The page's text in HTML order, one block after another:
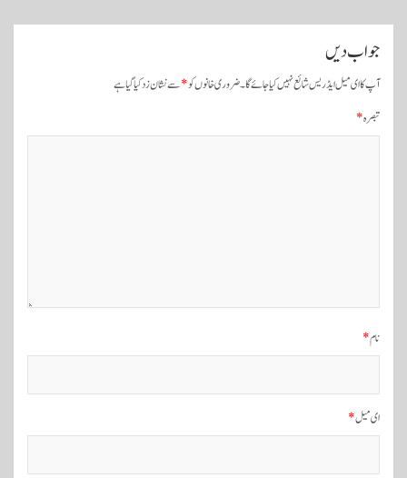
ں
ن
جواب دیں
آپ کا ای میل ایڈریس شائع نہیں کیا جائے گا۔ضروری خانوں کو*سے نشان زد کیا گیا ہے
تبصرہ*
نام*
ای میل*